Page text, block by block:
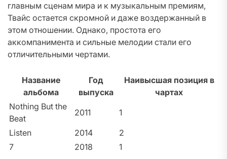
главным сценам мира и к музыкальным премиям,
Твайс остается скромной и даже воздержанный в
этом отношении. Однако, простота его
аккомпанимента и сильные мелодии стали его
отличительными чертами.
Название
альбома
Год
выпуска
Наивысшая позиция в
чартах
Nothing But the
Beat
2011
1
Listen
2014
2
7
2018 1